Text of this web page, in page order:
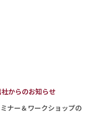
からのお知らせ
ナー＆ワークショップの